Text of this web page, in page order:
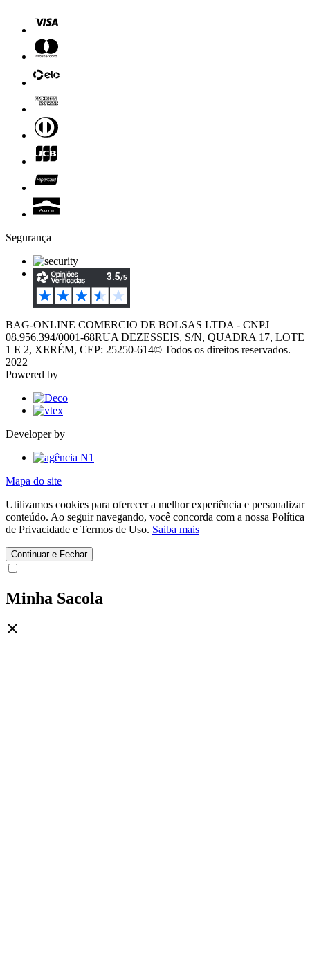
Segurança
BAG-ONLINE COMERCIO DE BOLSAS LTDA - CNPJ
08.956.394/0001-68RUA DEZESSEIS, S/N, QUADRA 17, LOTE
1 E 2, XERÉM, CEP: 25250-614© Todos os direitos reservados.
2022
Powered by
Developer by
Mapa do site
Utilizamos cookies para oferecer a melhor experiência e personalizar
conteúdo. Ao seguir navegando, você concorda com a nossa Política
de Privacidade e Termos de Uso. Saiba mais
Continuar e Fechar
Minha Sacola